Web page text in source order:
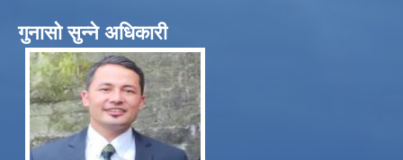
गुनासो सुन्ने अधिकारी